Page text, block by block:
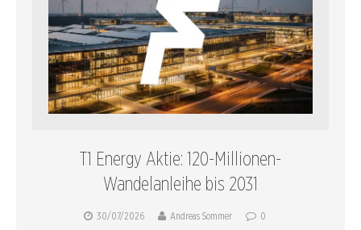
T1 Energy Aktie: 120-Millionen-
Wandelanleihe bis 2031
30/07/2026 Andreas Sommer 0